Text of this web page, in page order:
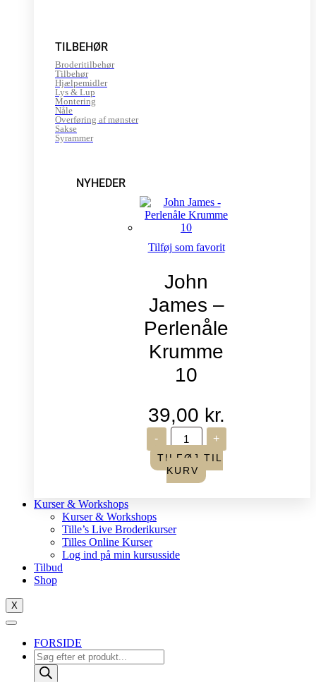
TILBEHØR
Broderitilbehør
Tilbehør
Hjælpemidler
Lys & Lup
Montering
Nåle
Overføring af mønster
Sakse
Syrammer
NYHEDER
Tilføj som favorit
John
James –
Perlenåle
Krumme
10
39,00 kr.
-
John
James
-
Perlenåle
Krumme
+
TILFØJ TIL
KURV
Kurser & Workshops
Kurser & Workshops
Tille’s Live Broderikurser
Tilles Online Kurser
Log ind på min kursusside
Tilbud
Shop
X
FORSIDE
Products
search